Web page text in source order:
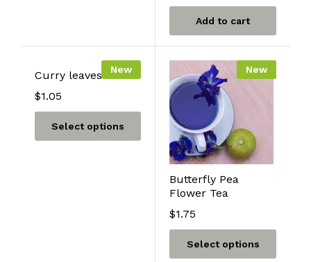
Add to cart
New
Curry leaves Tea
$1.05
Select options
New
Butterfly Pea
Flower Tea
$1.75
Select options